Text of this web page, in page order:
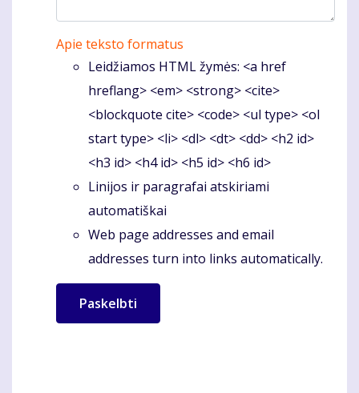
Apie teksto formatus
Leidžiamos HTML žymės: <a href
hreflang> <em> <strong> <cite>
<blockquote cite> <code> <ul type> <ol
start type> <li> <dl> <dt> <dd> <h2 id>
<h3 id> <h4 id> <h5 id> <h6 id>
Linijos ir paragrafai atskiriami
automatiškai
Web page addresses and email
addresses turn into links automatically.